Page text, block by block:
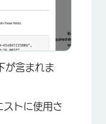
が含まれま
ストに使用さ